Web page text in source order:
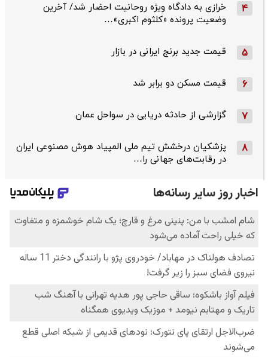
4
خرازی به دادگاه ویژه روحانیت احضار شد/ آخرین
وضعیت پرونده «کلثوم اکبری»…
5 قیمت جدید برنج ایرانی در بازار
6 قیمت مسکن دو برابر شد
7 گزارشی از حادثه دریایی در سواحل عمان
8
پزشکیان درخشش تیم ملی المپیاد هوش مصنوعی ایران
در رقابت‌های جهانی را…